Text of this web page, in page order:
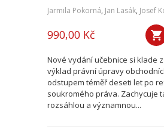
Jarmila Pokorná, Jan Lasák, Josef
990,00 Kč
Nové vydání učebnice si klade
výklad právní úpravy
odstupem téměř deseti let po
soukromého práva. Zachycuje
rozsáhlou a významnou...